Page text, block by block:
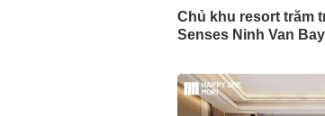
Chủ khu resort trăm
Senses Ninh Van